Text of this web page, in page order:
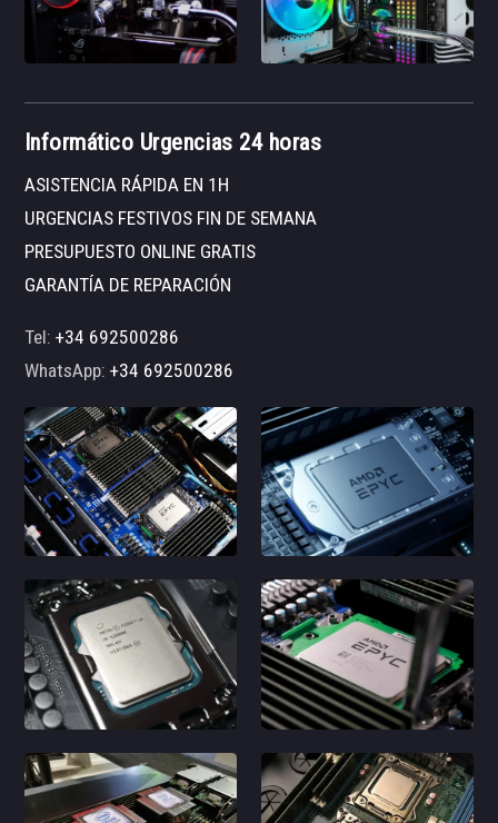
Informático Urgencias 24 horas
ASISTENCIA RÁPIDA EN 1H
URGENCIAS FESTIVOS FIN DE SEMANA
PRESUPUESTO ONLINE GRATIS
GARANTÍA DE REPARACIÓN
Tel:+34 692500286
WhatsApp:+34 692500286